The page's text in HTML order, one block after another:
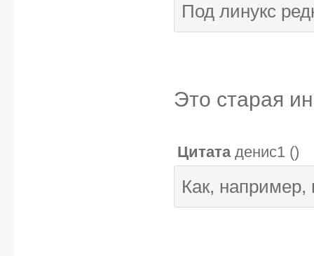
Под линукс
Это старая
Цитата денис1 ()
Как, например,